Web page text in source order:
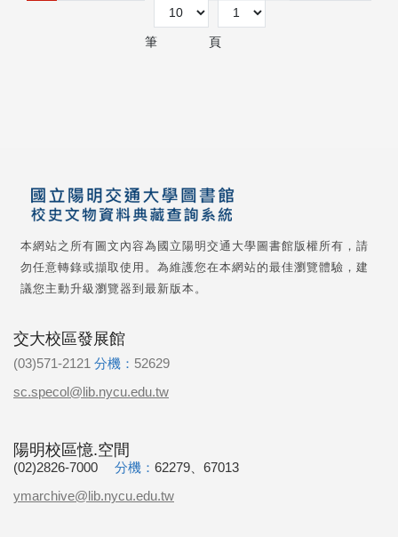
筆 頁
本網站之所有圖文內容為國立陽明交通大學圖書館版權所有，請
勿任意轉錄或擷取使用。為維護您在本網站的最佳瀏覽體驗，建
議您主動升級瀏覽器到最新版本。
交大校區發展館
(03)571-2121 分機： 52629
sc.specol@lib.nycu.edu.tw
陽明校區憶.空間
(02)2826-7000 分機： 62279、67013
ymarchive@lib.nycu.edu.tw